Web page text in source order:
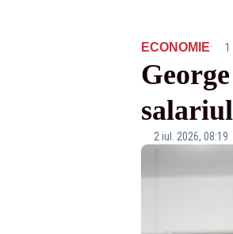
ECONOMIE·
2 iul. 2026, 08:19